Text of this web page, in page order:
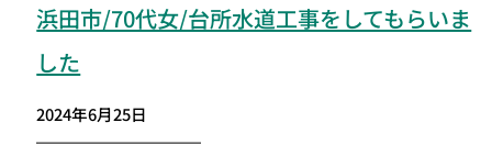
浜田市/70代女/台所水道工事をしてもらいま
した
2024年6月25日